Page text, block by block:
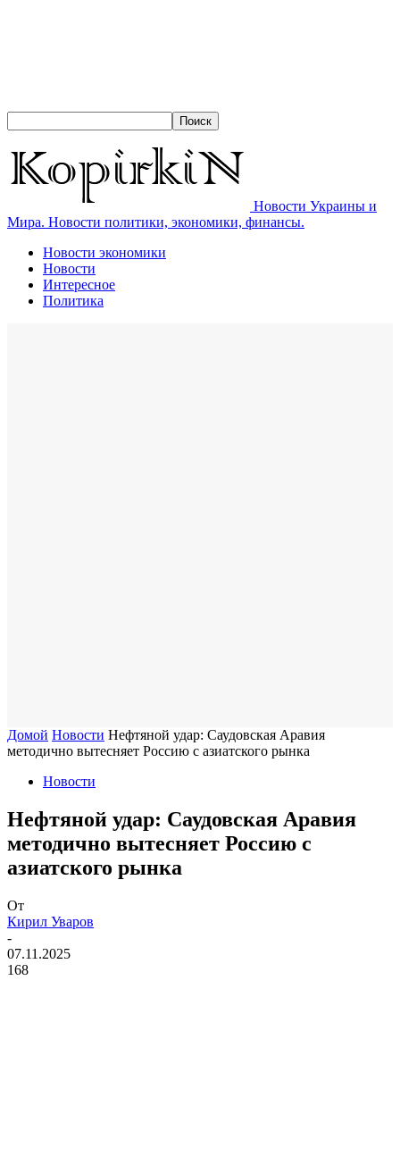
Новости Украины и
Мира. Новости политики, экономики, финансы.
Новости экономики
Новости
Интересное
Политика
Домой Новости Нефтяной удар: Саудовская Аравия
методично вытесняет Россию с азиатского рынка
Новости
Нефтяной удар: Саудовская Аравия
методично вытесняет Россию с
азиатского рынка
От
Кирил Уваров
-
07.11.2025
168